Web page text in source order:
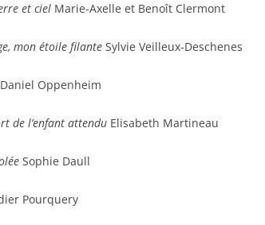
et ciel Marie-Axelle et Benoît Clermont
mon étoile filante Sylvie Veilleux-Deschenes
Daniel Oppenheim
de l’enfant attendu Elisabeth Martineau
Sophie Daull
Pourquery